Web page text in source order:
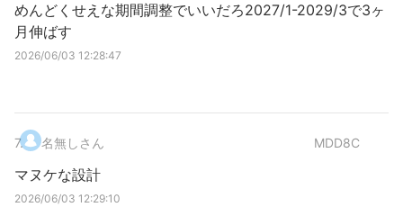
めんどくせえな期間調整でいいだろ2027/1-2029/3で3ヶ
月伸ばす
2026/06/03 12:28:47
7. 名無しさん MDD8C
マヌケな設計
2026/06/03 12:29:10